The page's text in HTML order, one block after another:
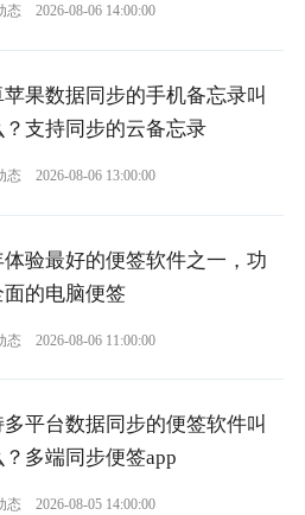
态 2026-08-06 14:00:00
苹果数据同步的手机备忘录叫
？支持同步的云备忘录
态 2026-08-06 13:00:00
体验最好的便签软件之一，功
面的电脑便签
态 2026-08-06 11:00:00
多平台数据同步的便签软件叫
多端同步便签app
态 2026-08-05 14:00:00